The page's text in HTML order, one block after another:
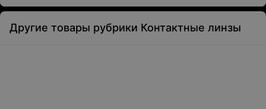
Другие товары рубрики Контактные линзы